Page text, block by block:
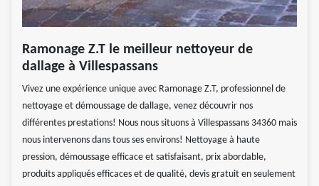
Ramonage Z.T le meilleur nettoyeur de
dallage à Villespassans
Vivez une expérience unique avec Ramonage Z.T, professionnel de
nettoyage et démoussage de dallage, venez découvrir nos
différentes prestations! Nous nous situons à Villespassans 34360 mais
nous intervenons dans tous ses environs! Nettoyage à haute
pression, démoussage efficace et satisfaisant, prix abordable,
produits appliqués efficaces et de qualité, devis gratuit en seulement